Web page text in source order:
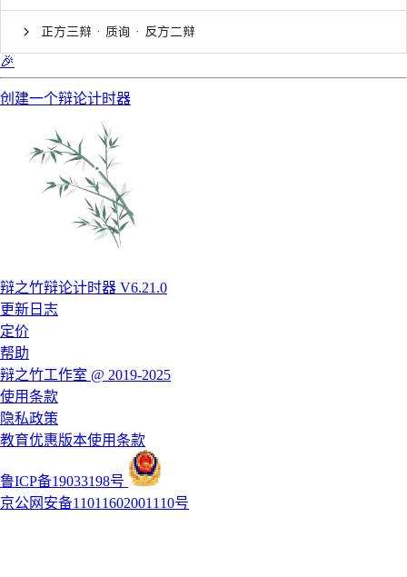
正方三辩 · 质询 · 反方二辩
🎉
创建一个辩论计时器
辩之竹辩论计时器 V6.21.0
更新日志
定价
帮助
辩之竹工作室 @ 2019-2025
使用条款
隐私政策
教育优惠版本使用条款
鲁ICP备19033198号
京公网安备11011602001110号